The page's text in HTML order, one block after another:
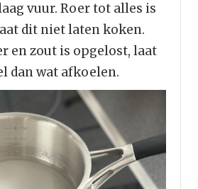
vuur. Roer tot alles is
dit niet laten koken.
en zout is opgelost, laat
dan wat afkoelen.